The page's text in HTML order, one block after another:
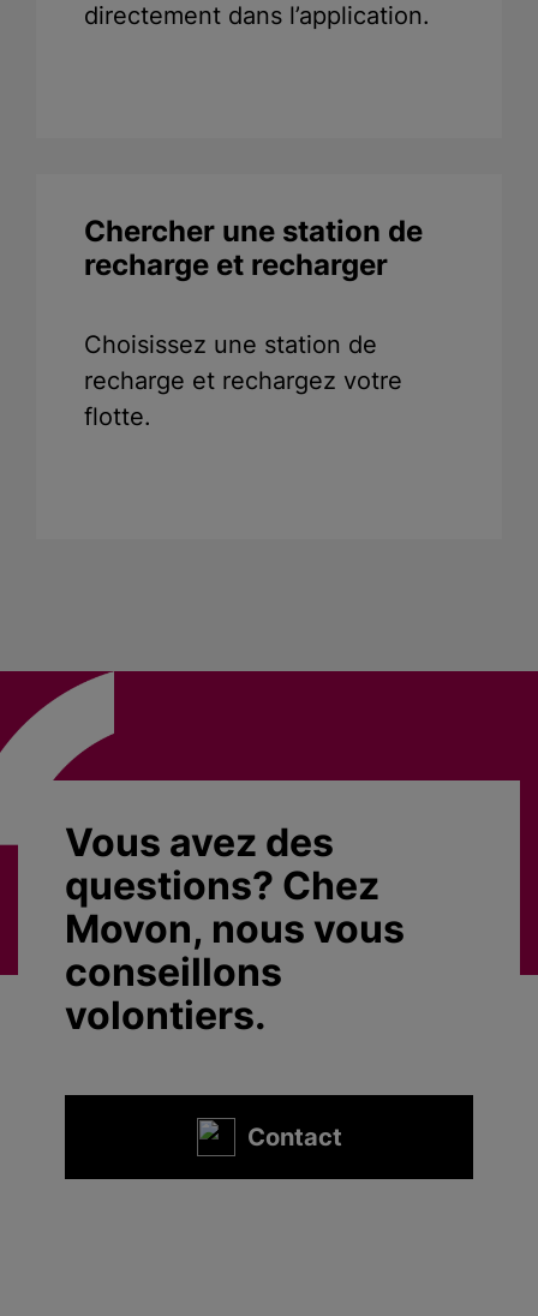
directement dans l’application.
Chercher une station de
recharge et recharger
Choisissez une station de
recharge et rechargez votre
flotte.
Vous avez des
questions? Chez
Movon, nous vous
conseillons
volontiers.
Contact